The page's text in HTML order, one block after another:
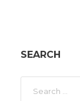
SEARCH